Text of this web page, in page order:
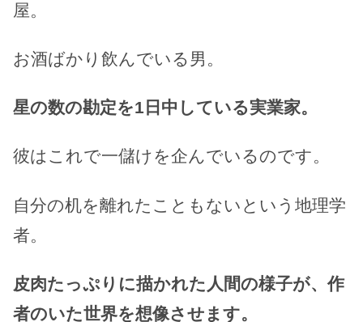
屋。
お酒ばかり飲んでいる男。
星の数の勘定を1日中している実業家。
彼はこれで一儲けを企んでいるのです。
自分の机を離れたこともないという地理学
者。
皮肉たっぷりに描かれた人間の様子が、作
者のいた世界を想像させます。